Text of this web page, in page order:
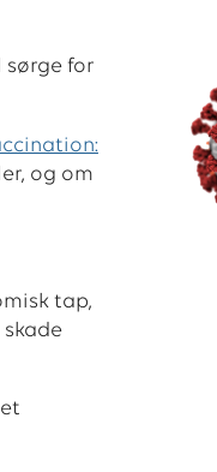
sørge for
og om
tap,